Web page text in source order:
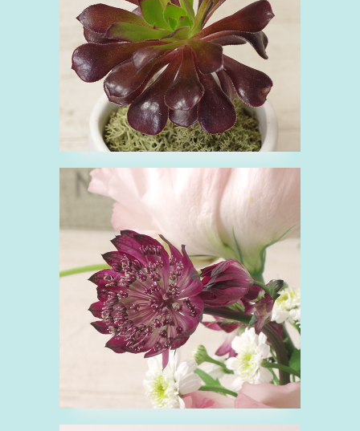
ベンケイソウ科 紫 緑 観葉植物
■アストランチア
セリ科 ピンク 紫 花